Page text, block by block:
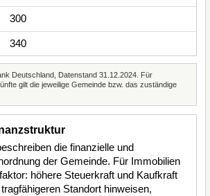
300
340
Deutschland, Datenstand 31.12.2024. Für
gilt die jeweilige Gemeinde bzw. das zuständige
die finanzielle und
der Gemeinde. Für Immobilien
höhere Steuerkraft und Kaufkraft
Standort hinweisen,